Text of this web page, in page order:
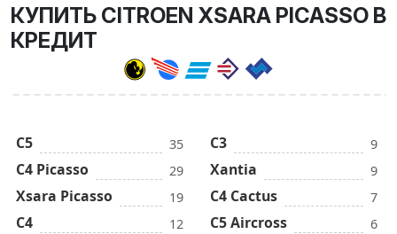
КУПИТЬ CITROEN XSARA PICASSO В
КРЕДИТ
C5 35
C4 Picasso 29
Xsara Picasso 19
C4 12
C3 9
Xantia 9
C4 Cactus 7
C5 Aircross 6